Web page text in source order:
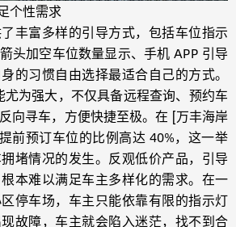
个性需求
丰富多样的引导方式，包括车位指示
头加空车位数量显示、手机 APP 引导
的习惯自由选择最适合自己的方式。
为强大，不仅具备远程查询、预约车
向寻车，方便快捷至极。在 [万丰海岸
前预订车位的比例高达 40%，这一举
堵情况的发生。反观低价产品，引导
本难以满足车主多样化的需求。在一
停车场，车主只能依靠有限的指示灯
故障，车主就会陷入迷茫，找不到合